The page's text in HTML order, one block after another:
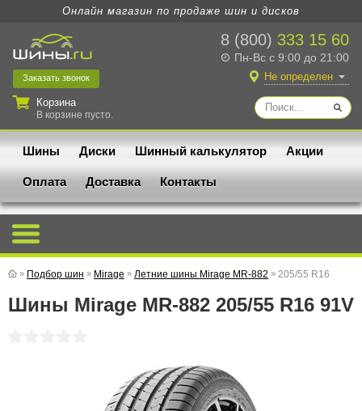
Онлайн магазин по продаже шин и дисков
8 (800) 333 15 60
Пн-Вс с 9:00 до 21:00
Заказать звонок
Корзина
В корзине пусто.
Не определен
Шины Диски Шинный калькулятор Акции
Оплата Доставка Контакты
» Подбор шин » Mirage » Летние шины Mirage MR-882 » 205/55 R16
Шины Mirage MR-882 205/55 R16 91V